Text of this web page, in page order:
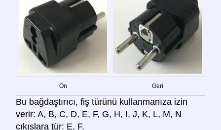
Ön Geri
Bu bağdaştırıcı, fiş türünü kullanmanıza izin
verir: A, B, C, D, E, F, G, H, I, J, K, L, M, N
çıkışlara tür: E, F.